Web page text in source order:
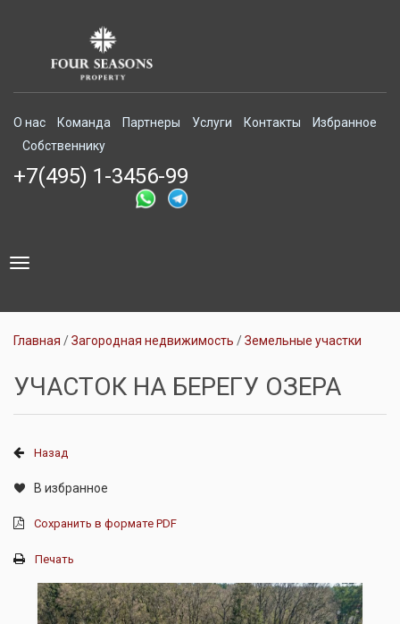
О нас Команда Партнеры Услуги Контакты
Избранное
Собственнику
+7(495) 1-3456-99
Toggle
Главная Загородная недвижимость Земельные участки
УЧАСТОК НА БЕРЕГУ ОЗЕРА
Назад
В избранное
Сохранить в формате PDF
Печать